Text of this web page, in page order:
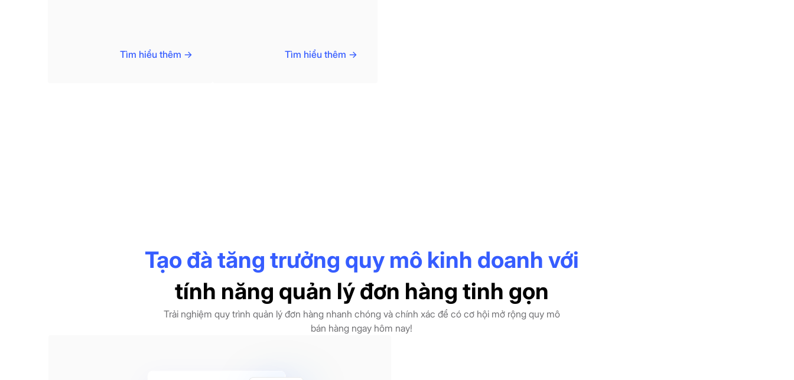
Tìm hiểu thêm -> Tìm hiểu thêm ->
Tạo đà tăng trưởng quy mô kinh doanh với
tính năng quản lý đơn hàng tinh gọn
Trải nghiệm quy trình quản lý đơn hàng nhanh chóng và chính xác để có cơ hội mở rộng quy mô
bán hàng ngay hôm nay!